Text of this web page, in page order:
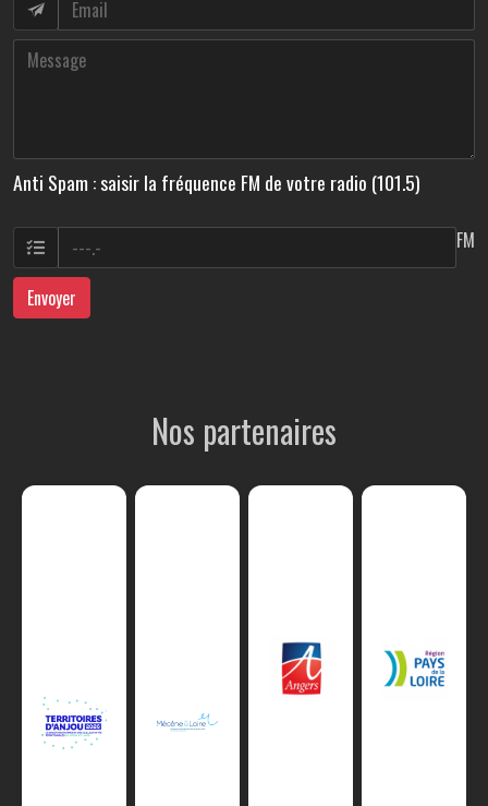
Anti Spam : saisir la fréquence FM de votre radio (101.5)
FM
Envoyer
Nos partenaires